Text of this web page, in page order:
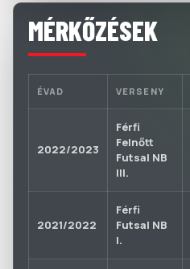
MÉRKŐZÉSEK
ÉVAD VERSENY
2022/2023
Férfi
Felnőtt
Futsal NB
III.
2021/2022
Férfi
Futsal NB
I.